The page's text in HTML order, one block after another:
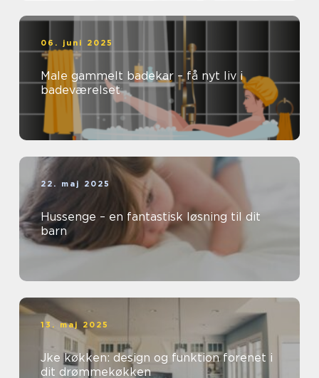
06. juni 2025
Male gammelt badekar – få nyt liv i
badeværelset
22. maj 2025
Hussenge – en fantastisk løsning til dit
barn
13. maj 2025
Jke køkken: design og funktion forenet i
dit drømmekøkken